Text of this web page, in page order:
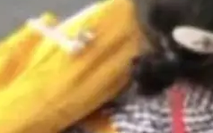
规模化产业落地
智能研发生产力
的Testin XAge
表产品。对CI
试正在从效率
CIO面对的新
了。Alex Fedos
他说的东西不新
其是和类型
事：这不是类
思维方式。 文
站的深色主题
台 Clou
Cloudflare O
得这是又一